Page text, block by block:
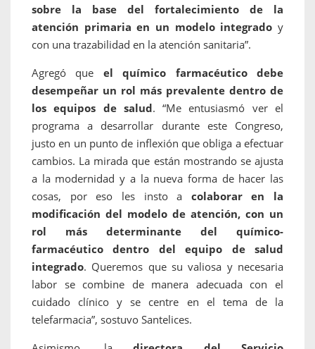
sobre la base del fortalecimiento de la
atención primaria en un modelo integrado y
con una trazabilidad en la atención sanitaria”.
Agregó que el químico farmacéutico debe
desempeñar un rol más prevalente dentro de
los equipos de salud. “Me entusiasmó ver el
programa a desarrollar durante este Congreso,
justo en un punto de inflexión que obliga a efectuar
cambios. La mirada que están mostrando se ajusta
a la modernidad y a la nueva forma de hacer las
cosas, por eso les insto a colaborar en la
modificación del modelo de atención, con un
rol más determinante del químico-
farmacéutico dentro del equipo de salud
integrado. Queremos que su valiosa y necesaria
labor se combine de manera adecuada con el
cuidado clínico y se centre en el tema de la
telefarmacia”, sostuvo Santelices.